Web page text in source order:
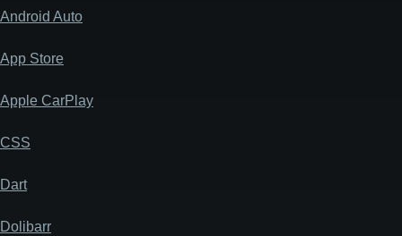
Android Auto
App Store
Apple CarPlay
CSS
Dart
Dolibarr